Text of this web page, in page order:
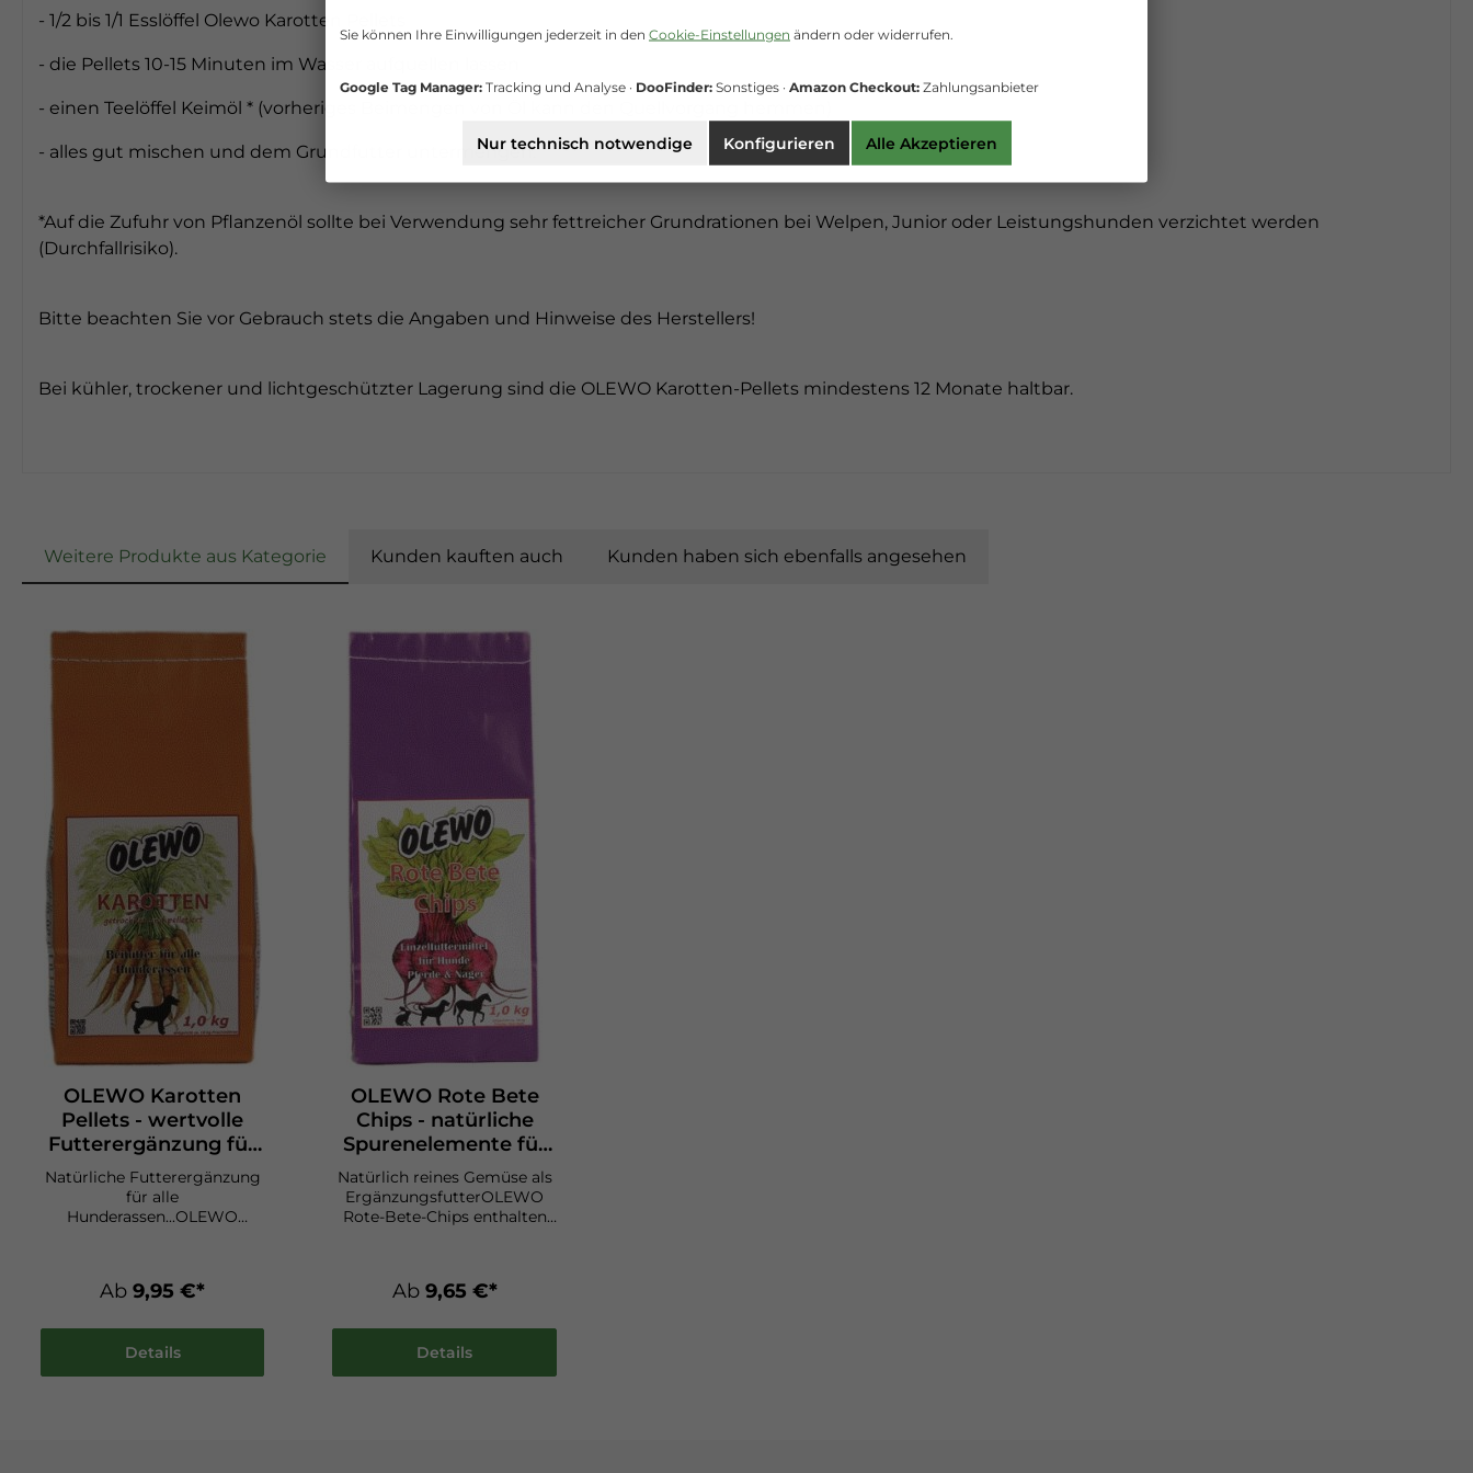
- 1/2 bis 1/1 Esslöffel Olewo Karotten Pellets
- die Pellets 10-15 Minuten im Wasser aufquellen lassen
- einen Teelöffel Keimöl * (vorheriges Beimengen von Öl kann den Quellvorgang hemmen)
- alles gut mischen und dem Grundfutter untermengen.
*Auf die Zufuhr von Pflanzenöl sollte bei Verwendung sehr fettreicher Grundrationen bei Welpen, Junior oder Leistungshunden verzichtet werden
(Durchfallrisiko).
Bitte beachten Sie vor Gebrauch stets die Angaben und Hinweise des Herstellers!
Bei kühler, trockener und lichtgeschützter Lagerung sind die OLEWO Karotten-Pellets mindestens 12 Monate haltbar.
Weitere Produkte aus Kategorie Kunden kauften auch Kunden haben sich ebenfalls angesehen
OLEWO Karotten
Pellets - wertvolle
Futterergänzung für
alle Hunderassen
Natürliche Futterergänzung
für alle
Hunderassen...OLEWO
des reinen Naturprodukts
Wirkstoffe von rund 1 kg
frischen Möhren. Die 3 mm
großen Pellets werden
Ab9,95 €*
Details
OLEWO Rote Bete
Chips - natürliche
Spurenelemente für
Hunde
Natürlich reines Gemüse als
ErgänzungsfutterOLEWO
Rote-Bete-Chips enthalten
Hundes dienen. Betanin, das
hemmend auf Bakterien und
Viren, der Eiweißbaustein
Betain hingegen
Ab 9,65 €*
Details
Sie können Ihre Einwilligungen jederzeit in den Cookie-Einstellungen ändern oder widerrufen.
Google Tag Manager: Tracking und Analyse · DooFinder: Sonstiges · Amazon Checkout: Zahlungsanbieter
Nur technisch notwendige Konfigurieren Alle Akzeptieren